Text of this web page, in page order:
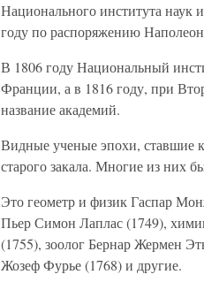
Национального института наук
году по распоряжению
В 1806 году Национальный
Франции, а в 1816 году, при
название академий.
Видные ученые эпохи, ставшие
старого закала. Многие из них
Это геометр и физик Гаспар
Пьер Симон Лаплас (1749),
(1755), зоолог Бернар Жермен
Жозеф Фурье (1768) и другие.